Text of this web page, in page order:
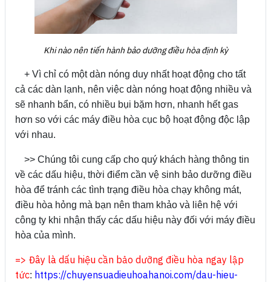
Khi nào nên tiến hành bảo dưỡng điều hòa định kỳ
+ Vì chỉ có một dàn nóng duy nhất hoạt động cho tất
cả các dàn lạnh, nên việc dàn nóng hoạt động nhiều và
sẽ nhanh bẩn, có nhiều bụi bặm hơn, nhanh hết gas
hơn so với các máy điều hòa cục bộ hoạt động độc lập
với nhau.
>> Chúng tôi cung cấp cho quý khách hàng thông tin
về các dấu hiệu, thời điểm cần vệ sinh bảo dưỡng điều
hòa để tránh các tình trạng điều hòa chạy không mát,
điều hòa hỏng mà bạn nên tham khảo và liên hệ với
công ty khi nhận thấy các dấu hiệu này đối với máy điều
hòa của mình.
=> Đây là dấu hiệu cần bảo dưỡng điều hòa ngay lập
tức: https://chuyensuadieuhoahanoi.com/dau-hieu-